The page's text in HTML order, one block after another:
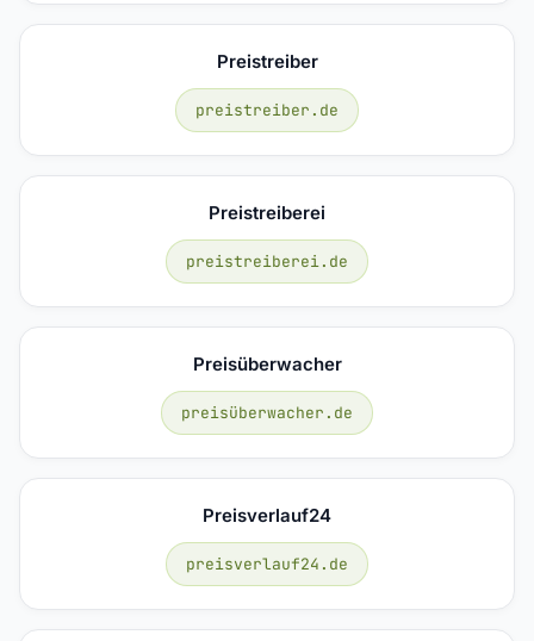
Preistreiber
preistreiber.de
Preistreiberei
preistreiberei.de
Preisüberwacher
preisüberwacher.de
Preisverlauf24
preisverlauf24.de